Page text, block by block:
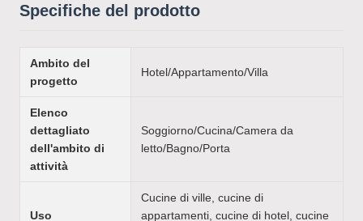
Specifiche del prodotto
Ambito del
progetto
Hotel/Appartamento/Villa
Elenco
dettagliato
dell'ambito di
attività
Soggiorno/Cucina/Camera da
letto/Bagno/Porta
Uso
Cucine di ville, cucine di
appartamenti, cucine di hotel, cucine